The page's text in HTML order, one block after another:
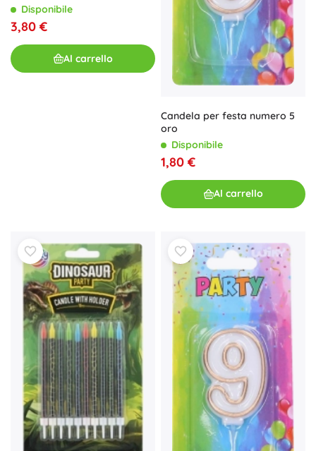
Disponibile
3,80 €
Al carrello
Candela per festa numero 5
oro
Disponibile
1,80 €
Al carrello